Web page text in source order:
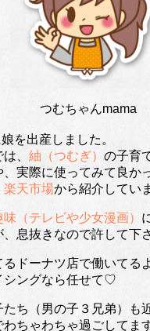
つむちゃんmama
を出産しました。
、 紬（つむぎ） の子育
、実際に使ってみて良か
楽天市場から紹介してい
（テレビや少女漫画）
息抜きなので許して下
るドーナツ店で働いてる
シングなら任せて♡
ち（男の子３兄弟）も
ちゃわちゃ過ごしてま